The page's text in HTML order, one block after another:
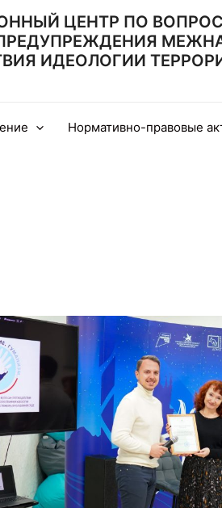
ЦЕНТР ПО
ИДЕОЛОГИИ
Нормативно-правовые